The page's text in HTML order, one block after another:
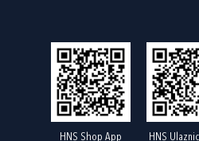
HNS Shop App HNS